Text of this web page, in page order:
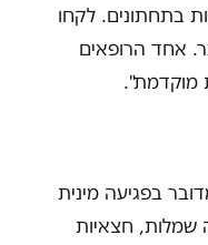
בתחתונים. לקחו
אחד הרופאים
מוקדמת".
בפגיעה מינית
שמלות, חצאיות